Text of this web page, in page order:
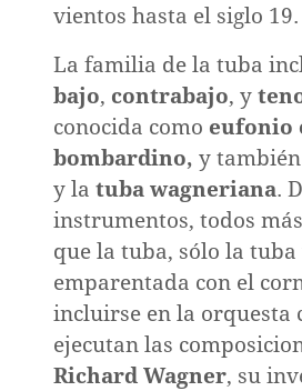
vientos hasta el siglo 19.
La familia de la tuba
bajo, contrabajo, y
conocida como eufonio
bombardino, y
y la tuba wagneriana.
instrumentos, todos
que la tuba, sólo la
emparentada con el
incluirse en la orquesta
ejecutan las
Richard Wagner, su